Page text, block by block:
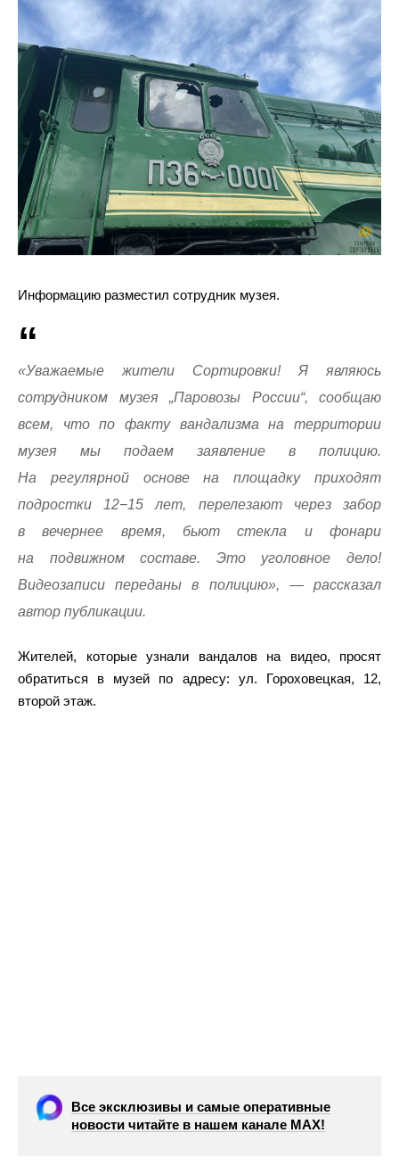
Информацию разместил сотрудник музея.
«Уважаемые жители Сортировки! Я являюсь
сотрудником музея „Паровозы России“, сообщаю
всем, что по факту вандализма на территории
музея мы подаем заявление в полицию.
На регулярной основе на площадку приходят
подростки 12−15 лет, перелезают через забор
в вечернее время, бьют стекла и фонари
на подвижном составе. Это уголовное дело!
Видеозаписи переданы в полицию», — рассказал
автор публикации.
Жителей, которые узнали вандалов на видео, просят
обратиться в музей по адресу: ул. Гороховецкая, 12,
второй этаж.
Все эксклюзивы и самые оперативные
новости читайте в нашем канале МАХ!